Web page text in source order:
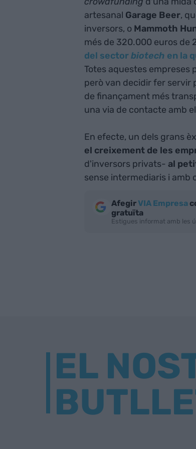
artesanal Garage Beer,
inversors, o Mammoth
més de 320.000 euros de
del sectorbiotech en la
Totes aquestes
però van decidir fer servir
de finançament més
una via de contacte amb
En efecte, un dels grans
el creixement de les
d'inversors privats- al
sense intermediaris i amb
AfegirVIA Empresa
gratuïta
Estigues informat amb les
EL